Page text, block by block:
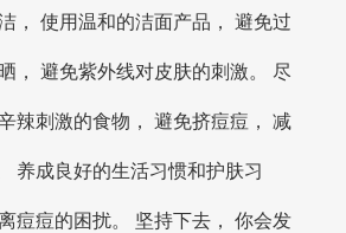
， 使用温和的洁面产品， 避免过
， 避免紫外线对皮肤的刺激。 尽
辣刺激的食物， 避免挤痘痘， 减
养成良好的生活习惯和护肤习
痘痘的困扰。 坚持下去， 你会发